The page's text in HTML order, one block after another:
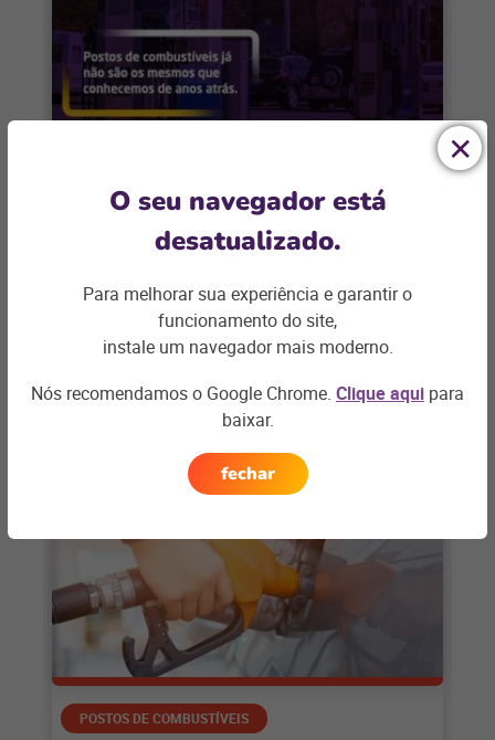
3 destaques que não podem faltar
2018
Como os postos de combustíveis podem
tornar-se mais atrativo para seus
destaques que não pode faltar em 2018 e
garantem boas vendas!
POSTOS DE COMBUSTÍVEIS
O seu navegador está
desatualizado.
Para melhorar sua experiência e garantir o
funcionamento do site,
instale um navegador mais moderno.
Nós recomendamos o Google Chrome. Clique aqui para
baixar.
fechar